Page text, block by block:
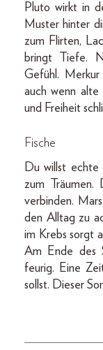
Pluto wirkt in
Muster hinter
zum Flirten,
bringt Tiefe.
Gefühl.
auch wenn
und Freiheit
Fische
Du willst echte
zum Träumen.
verbinden.
den Alltag zu
im Krebs sorgt
Am Ende des
feurig. Eine
sollst. Dieser